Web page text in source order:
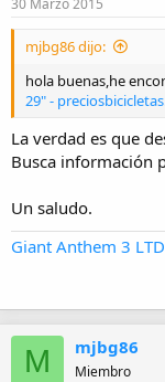
30 Marzo 2015
mjbg86 dijo:
hola buenas,he
29" -
La verdad es que
Busca información
Un saludo.
Giant Anthem 3
M mjbg86
Miembro